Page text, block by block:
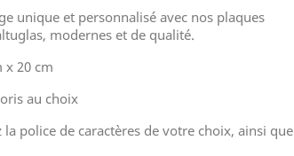
unique et personnalisé avec nos plaques
modernes et de qualité.
x 20 cm
au choix
la police de caractères de votre choix, ainsi que